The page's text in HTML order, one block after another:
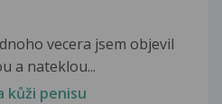
vecera jsem objevil
a nateklou...
kůži penisu